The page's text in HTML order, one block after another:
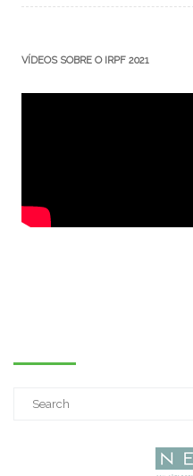
VÍDEOS SOBRE O IRPF 2021